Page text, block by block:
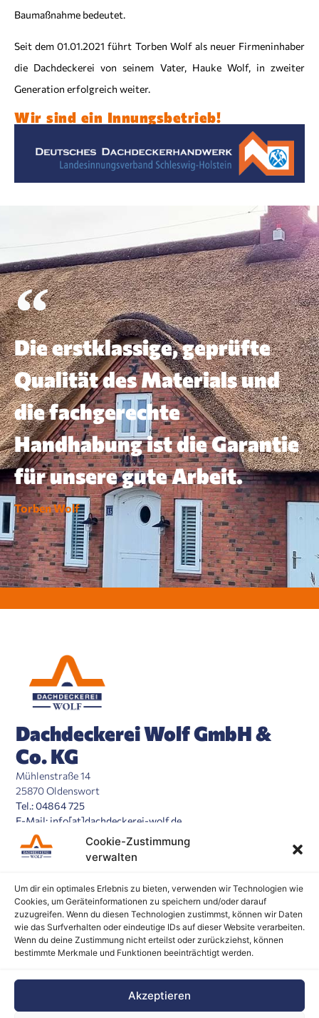
Cookie-Zustimmung
verwalten
Um dir ein optimales Erlebnis zu bieten, verwenden wir Technologien wie
Cookies, um Geräteinformationen zu speichern und/oder darauf
zuzugreifen. Wenn du diesen Technologien zustimmst, können wir Daten
wie das Surfverhalten oder eindeutige IDs auf dieser Website verarbeiten.
Wenn du deine Zustimmung nicht erteilst oder zurückziehst, können
bestimmte Merkmale und Funktionen beeinträchtigt werden.
Akzeptieren
Baumaßnahme bedeutet.
Seit dem 01.01.2021 führt Torben Wolf als neuer Firmeninhaber
die Dachdeckerei von seinem Vater, Hauke Wolf, in zweiter
Generation erfolgreich weiter.
Wir sind ein Innungsbetrieb!
Die erstklassige, geprüfte
Qualität des Materials und
die fachgerechte
Handhabung ist die Garantie
für unsere gute Arbeit.
Torben Wolf
Dachdeckerei Wolf GmbH &
Co. KG
Mühlenstraße 14
25870 Oldenswort
Tel.: 04864 725
E-Mail: info[at]dachdeckerei-wolf.de
Leistungen
Weiteres
Über uns
Kontakt
Impressum
Datenschutz